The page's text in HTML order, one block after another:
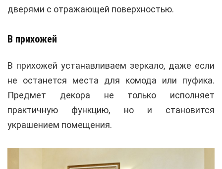
дверями с отражающей поверхностью.
В прихожей
В прихожей устанавливаем зеркало, даже если
не останется места для комода или пуфика.
Предмет декора не только исполняет
практичную функцию, но и становится
украшением помещения.